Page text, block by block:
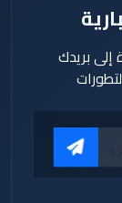
إلى بريدك